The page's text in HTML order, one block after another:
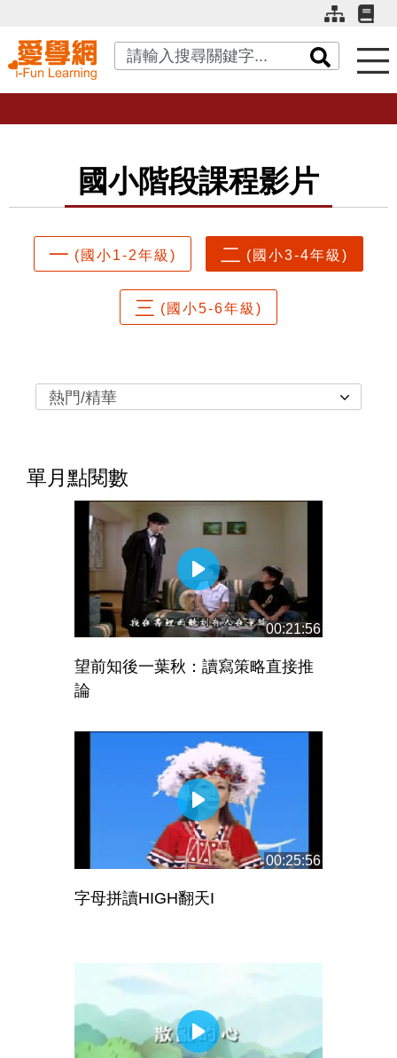
關鍵字搜尋
國小階段課程影片
一 (國小1-2年級) 二 (國小3-4年級)
三 (國小5-6年級)
熱門/精華
單月點閱數
00:21:56
望前知後一葉秋：讀寫策略直接推
論
00:25:56
字母拼讀HIGH翻天I